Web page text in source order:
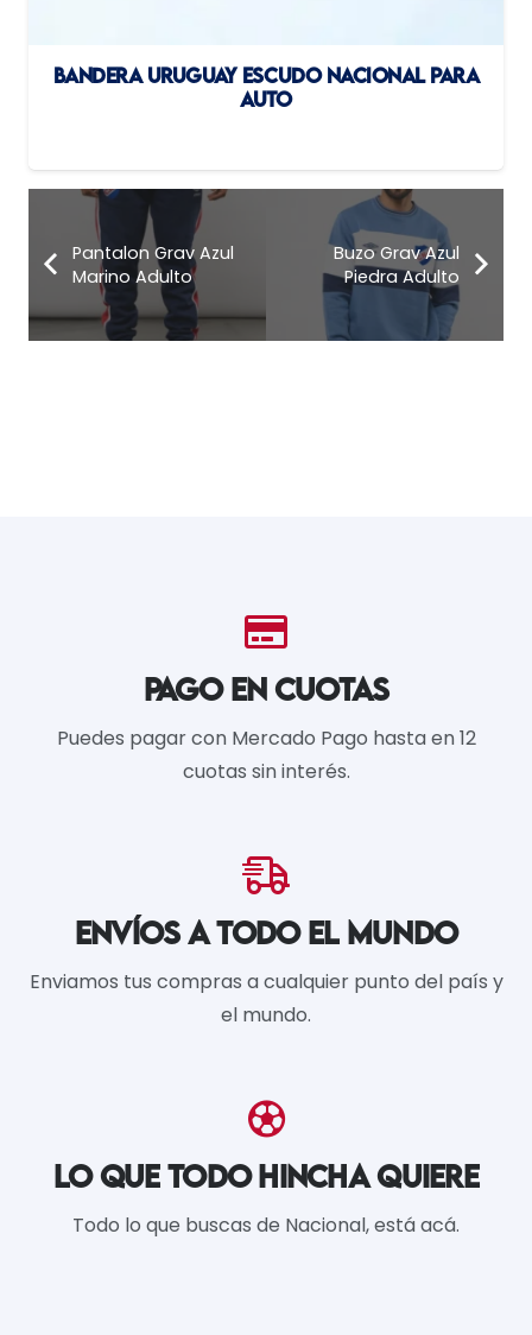
BANDERA URUGUAY ESCUDO NACIONAL PARA
AUTO
Pantalon Grav Azul
Marino Adulto
Buzo Grav Azul
Piedra Adulto
PAGO EN CUOTAS
Puedes pagar con Mercado Pago hasta en 12
cuotas sin interés.
ENVÍOS A TODO EL MUNDO
Enviamos tus compras a cualquier punto del país y
el mundo.
LO QUE TODO HINCHA QUIERE
Todo lo que buscas de Nacional, está acá.